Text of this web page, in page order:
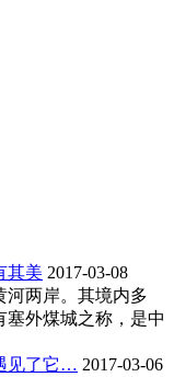
其美 2017-03-08
河两岸。其境内多
外煤城之称，是中
见了它… 2017-03-06